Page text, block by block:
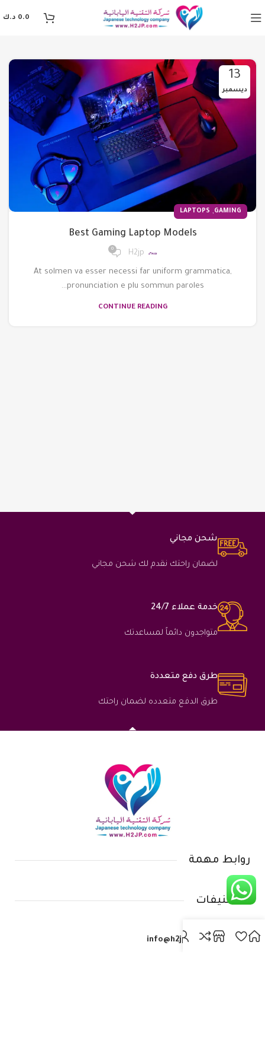
0.0 د.ك
13
ديسمبر
GAMING
,
LAPTOPS
Best Gaming Laptop Models
H2jp
0
At solmen va esser necessi far uniform grammatica,
pronunciation e plu sommun paroles…
CONTINUE READING
شحن مجاني
لضمان راحتك نقدم لك شحن مجاني
خدمة عملاء 24/7
متواجدون دائماً لمساعدتك
طرق دفع متعددة
طرق الدفع متعدده لضمان راحتك
روابط مهمة
التصنيفات
info@h2jp.com